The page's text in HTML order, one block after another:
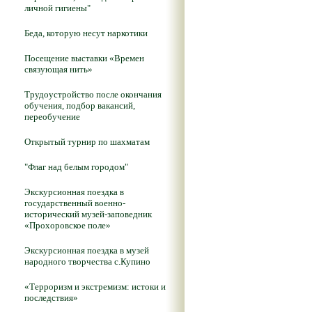
личной гигиены"
Беда, которую несут наркотики
Посещение выставки «Времен
связующая нить»
Трудоустройство после окончания
обучения, подбор вакансий,
переобучение
Открытый турнир по шахматам
"Флаг над белым городом"
Экскурсионная поездка в
государственный военно-
исторический музей-заповедник
«Прохоровское поле»
Экскурсионная поездка в музей
народного творчества с.Купино
«Терроризм и экстремизм: истоки и
последствия»